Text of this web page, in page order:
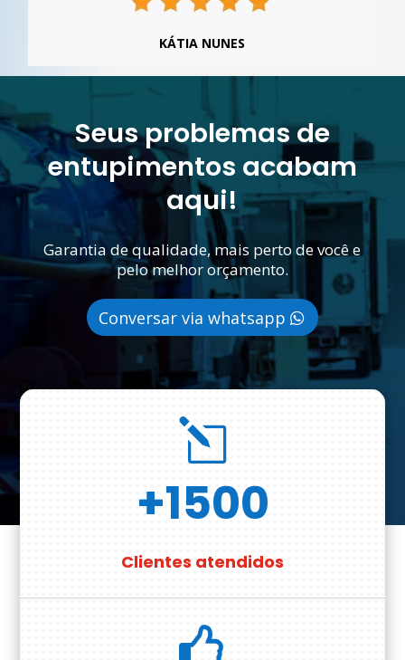
KÁTIA NUNES
Seus problemas de
entupimentos acabam
aqui!
Garantia de qualidade, mais perto de você e
pelo melhor orçamento.
Conversar via whatsapp
l
+1500
Clientes atendidos
